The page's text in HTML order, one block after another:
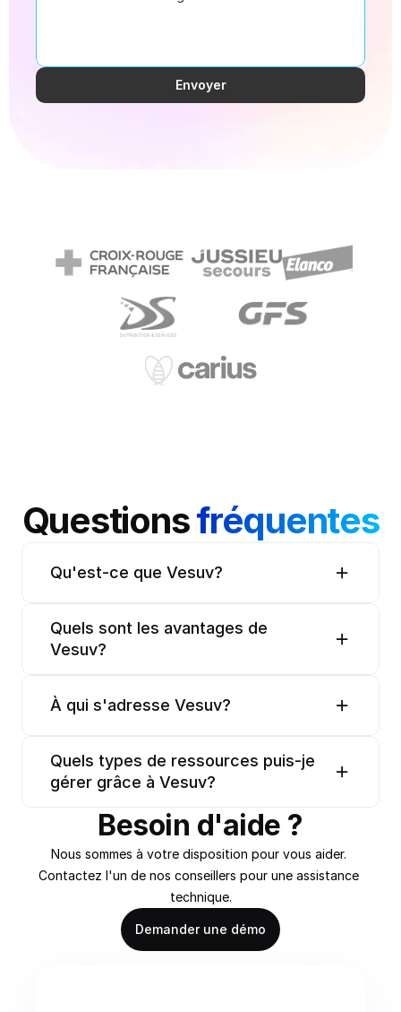
Envoyer
Questions fréquentes
Qu'est-ce que Vesuv?
Quels sont les avantages de
Vesuv?
À qui s'adresse Vesuv?
Quels types de ressources puis-je
gérer grâce à Vesuv?
Besoin d'aide ?
Nous sommes à votre disposition pour vous aider.
Contactez l'un de nos conseillers pour une assistance
technique.
Demander une démo